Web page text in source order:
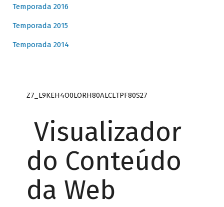
Temporada 2016
Temporada 2015
Temporada 2014
Z7_L9KEH4O0LORH80ALCLTPF80S27
Visualizador
do Conteúdo
da Web